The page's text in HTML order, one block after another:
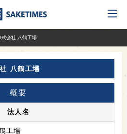
式会社 八鶴工場
八鶴工場
概要
法人名
工場